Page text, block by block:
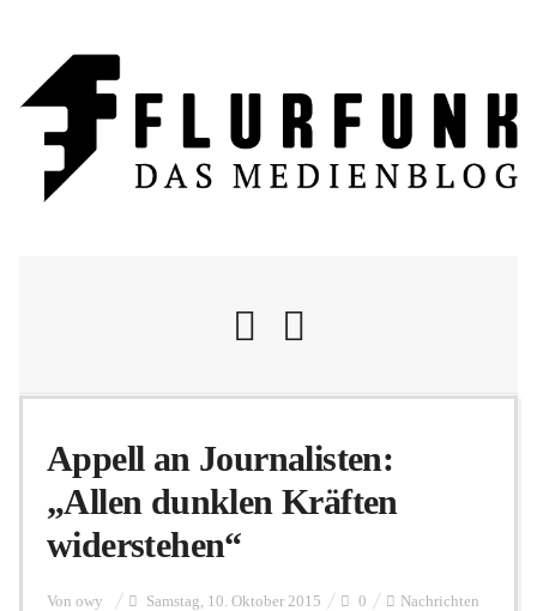
Nachrichten
Flurschelte
Appell an Journalisten:
„Allen dunklen Kräften
widerstehen“
Von owy Samstag, 10. Oktober 2015 0 Nachrichten